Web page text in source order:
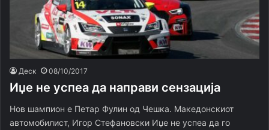
Деск 08/10/2017
Иџе не успеа да направи сензација
Нов шампион е Петар Фулин од Чешка. Македонскиот
автомобилист, Игор Стефановски Иџе не успеа да го